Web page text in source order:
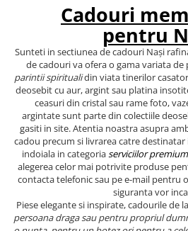
Cadouri
pentru
Sunteti in sectiunea de cadouri Nași
de cadouri va ofera o gama variata
parintii spiritualidin viata tinerilor
deosebit cu aur, argint sau platina
ceasuri din cristal sau rame foto,
argintate sunt parte din colectiile
gasiti in site. Atentia noastra asupra
cadou precum si livrarea catre
indoiala in categoriaserviciilor premium
alegerea celor mai potrivite produse
contacta telefonic sau pe e-mail pentru
siguranta vor
Piese elegante si inspirate, cadourile de la
persoana draga sau pentru propriul